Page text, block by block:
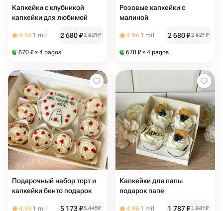
Капкейки с клубникой
капкейки для любимой
4.96 1 mil 2 680₽2 821₽
670 ₽ × 4 pagos
Розовые капкейки с
малиной
4.96 1 mil 2 680₽2 821₽
670 ₽ × 4 pagos
Подарочный набор торт и
капкейки бенто подарок
4.96 1 mil 5 173₽5 445₽
Капкейки для папы
подарок папе
4.96 1 mil 1 787₽1 881₽